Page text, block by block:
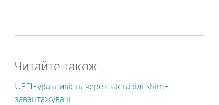
Читайте також
UEFI-уразливість через застарілі shim-
завантажувачі